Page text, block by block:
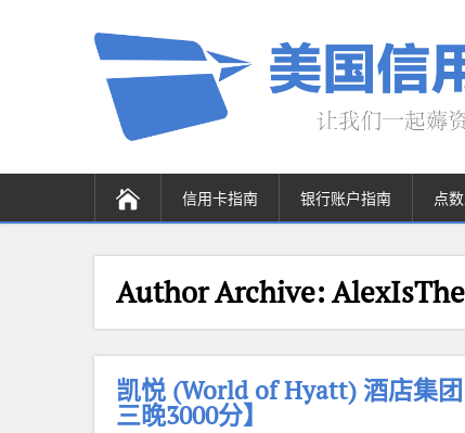
信用卡指南 银行账户指南 点
Author Archive:
凯悦 (World of Hyatt) 酒店集
三晚3000分】